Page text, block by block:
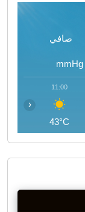
صافي
mmHg
11:00
43°C
‹